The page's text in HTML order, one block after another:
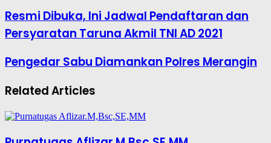
Resmi Dibuka, Ini Jadwal Pendaftaran dan
Persyaratan Taruna Akmil TNI AD 2021
Pengedar Sabu Diamankan Polres Merangin
Related Articles